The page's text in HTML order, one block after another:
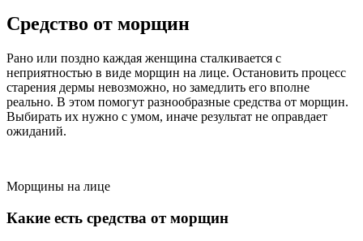
Средство от морщин
Рано или поздно каждая женщина сталкивается с
неприятностью в виде морщин на лице. Остановить процесс
старения дермы невозможно, но замедлить его вполне
реально. В этом помогут разнообразные средства от морщин.
Выбирать их нужно с умом, иначе результат не оправдает
ожиданий.
Морщины на лице
Какие есть средства от морщин